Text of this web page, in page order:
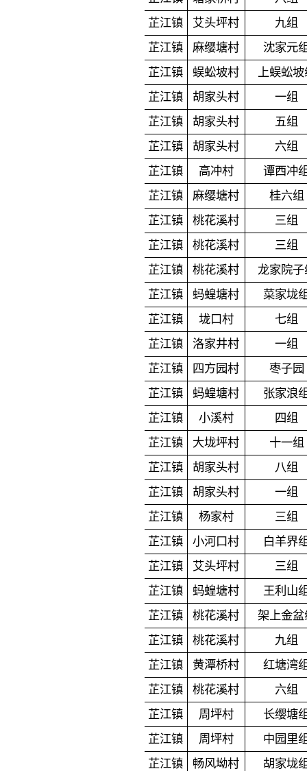
芷江镇
艾头坪村
九组
芷江镇
麻缨塘村
沈家元
芷江镇
蜈蚣坡村
上蜈蚣坡
芷江镇
胡家头村
一组
芷江镇
胡家头村
五组
芷江镇
胡家头村
六组
芷江镇
高冲村
谭西冲
芷江镇
麻缨塘村
桂六组
芷江镇
桃花溪村
三组
芷江镇
桃花溪村
三组
芷江镇
桃花溪村
龙家院子
芷江镇
蚂蝗塘村
菜家垅
芷江镇
垅口村
七组
芷江镇
洛家井村
一组
芷江镇
四方园村
枣子园
芷江镇
蚂蝗塘村
张家浪
芷江镇
小溪村
四组
芷江镇
大垅坪村
十一组
芷江镇
胡家头村
八组
芷江镇
胡家头村
一组
芷江镇
杨家村
三组
芷江镇
小河口村
白羊界
芷江镇
艾头坪村
三组
芷江镇
蚂蝗塘村
王利山
芷江镇
桃花溪村
架上金盆
芷江镇
桃花溪村
九组
芷江镇
黄潭桥村
红塘湾
芷江镇
桃花溪村
六组
芷江镇
周坪村
长缨塘
芷江镇
周坪村
中园里
芷江镇
畅风坳村
胡家垅